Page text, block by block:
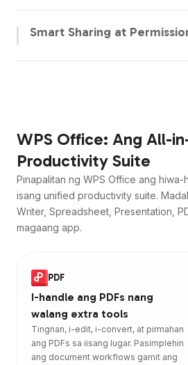
Smart Sharing at
WPS Office: Ang All-
Productivity Suite
Pinapalitan ng WPS Office ang
isang unified productivity suite.
Writer, Spreadsheet, Presentation,
magaang app.
PDF
I-handle ang PDFs nang
walang extra tools
Tingnan, i-edit, i-convert, at pirmahan
ang PDFs sa iisang lugar. Pasimplehin
ang document workflows gamit ang